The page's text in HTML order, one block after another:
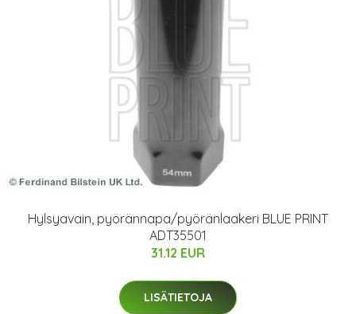
Hylsyavain, pyörännapa/pyöränlaakeri BLUE PRINT
ADT35501
31.12 EUR
LISÄTIETOJA